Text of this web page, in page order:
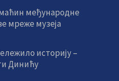
међународне
мреже музеја
историју –
Динићу